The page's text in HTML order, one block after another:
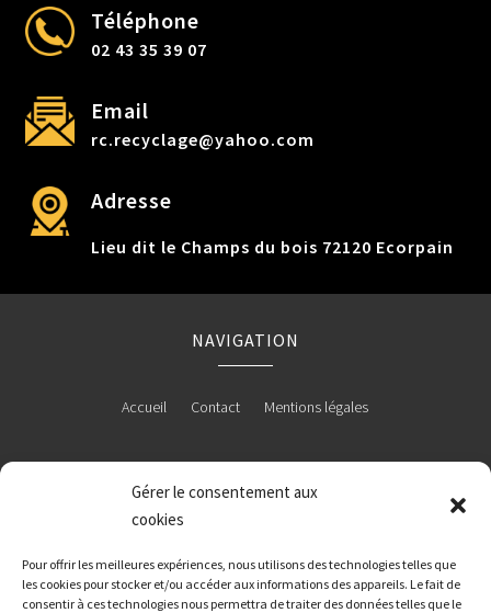
Gérer le consentement aux
cookies
Pour offrir les meilleures expériences, nous utilisons des technologies telles que
les cookies pour stocker et/ou accéder aux informations des appareils. Le fait de
consentir à ces technologies nous permettra de traiter des données telles que le
Téléphone
02 43 35 39 07
Email
rc.recyclage@yahoo.com
Adresse
Lieu dit le Champs du bois 72120 Ecorpain
NAVIGATION
Accueil Contact Mentions légales
RÉALISATION